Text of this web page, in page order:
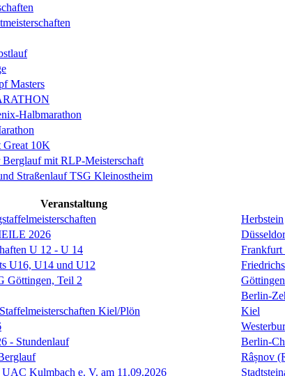
Masters
Halbmarathon
Great 10K
mit RLP-Meisterschaft
Straßenlauf TSG Kleinostheim
Veranstaltung
Herbstein
2026
U 12 - U 14
Frankfurt
U16, U14 und U12
Göttingen, Teil 2
Göttingen
Berlin-
Kiel/Plön
Kiel
- Stundenlauf
Berlin-
Râșnov
UAC Kulmbach e. V. am 11.09.2026